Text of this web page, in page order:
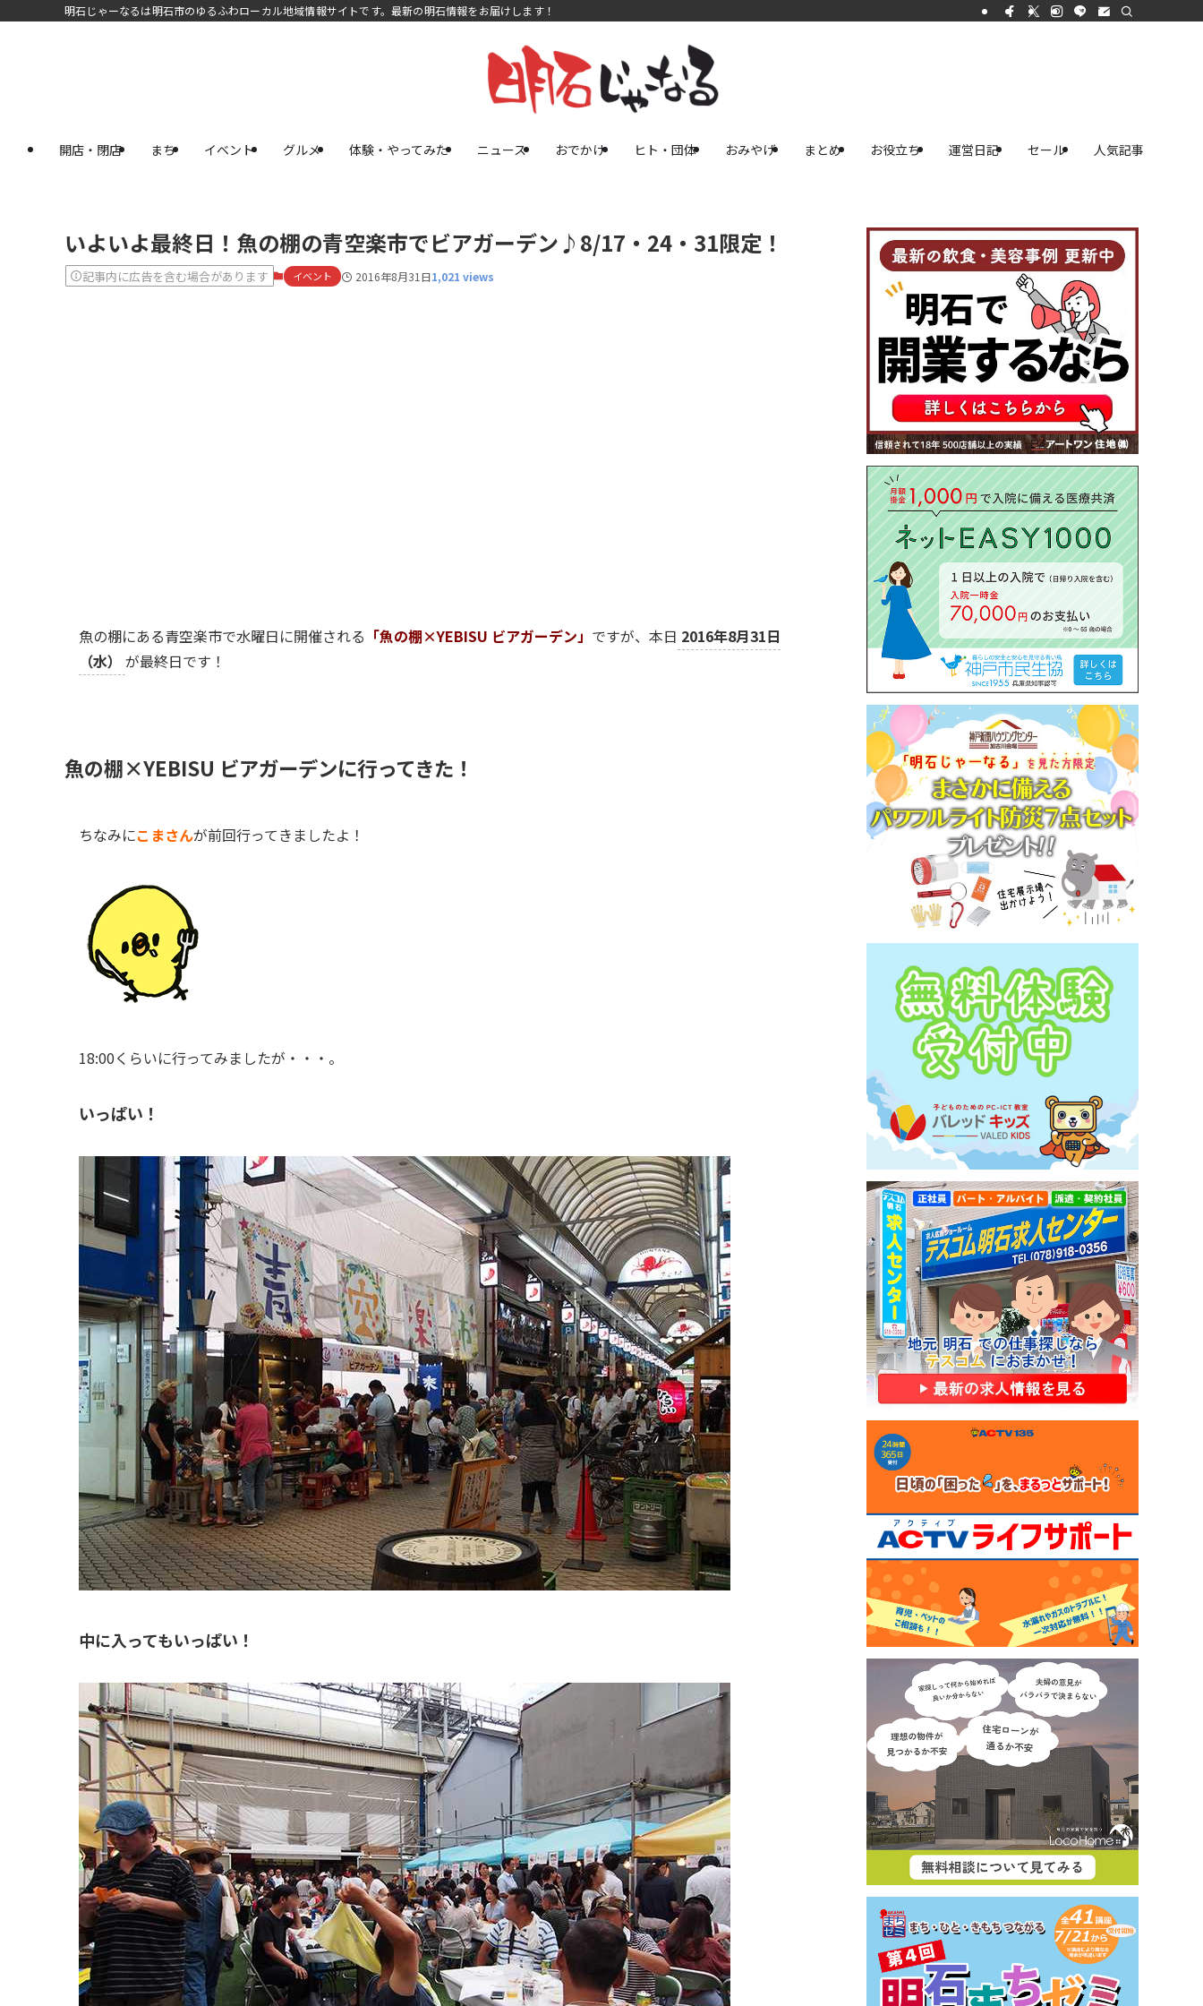
明石じゃーなるは明石市のゆるふわローカル地域情報サイトです。最新の明石情報をお届けします！
開店・閉店 まち イベント グルメ 体験・やってみた ニュース おでかけ ヒト・団体 おみやげ まとめ お役立ち 運営日記 セール 人気記事
いよいよ最終日！魚の棚の青空楽市でビアガーデン♪8/17・24・31限定！
記事内に広告を含む場合があります イベント 2016年8月31日1,021 views
魚の棚にある青空楽市で水曜日に開催される 「魚の棚×YEBISU ビアガーデン」 ですが、本日 2016年8月31日
（水）
が最終日です！
魚の棚×YEBISU ビアガーデンに行ってきた！
ちなみにこまさんが前回行ってきましたよ！
18:00くらいに行ってみましたが・・・。
いっぱい！
中に入ってもいっぱい！